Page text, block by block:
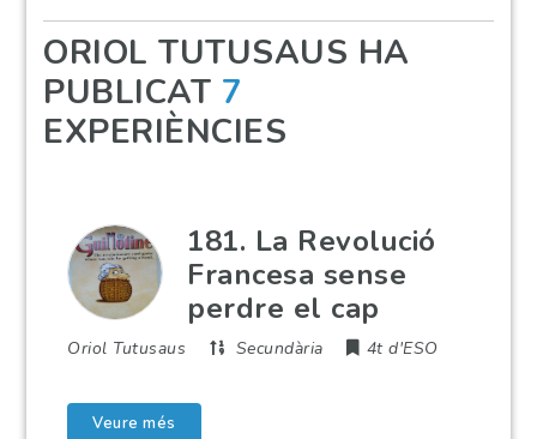
ORIOL TUTUSAUS HA
PUBLICAT 7
EXPERIÈNCIES
181. La Revolució
Francesa sense
perdre el cap
Oriol Tutusaus Secundària 4t d'ESO
Veure més